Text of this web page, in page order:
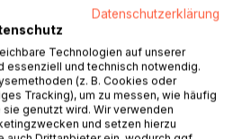
Datenschutzerklärung
Technologien auf unserer
essenziell und technisch notwendig.
(z. B. Cookies oder
Tracking), um zu messen, wie häufig
genutzt wird. Wir verwenden
und setzen hierzu